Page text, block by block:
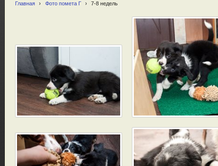
Главная › Фото помета Г › 7-8 недель